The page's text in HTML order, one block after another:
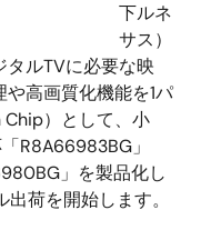
下ルネ
サス）
ルTVに必要な映
高画質化機能を1パ
Chip）として、小
R8A66983BG」
」を製品化し
荷を開始します。